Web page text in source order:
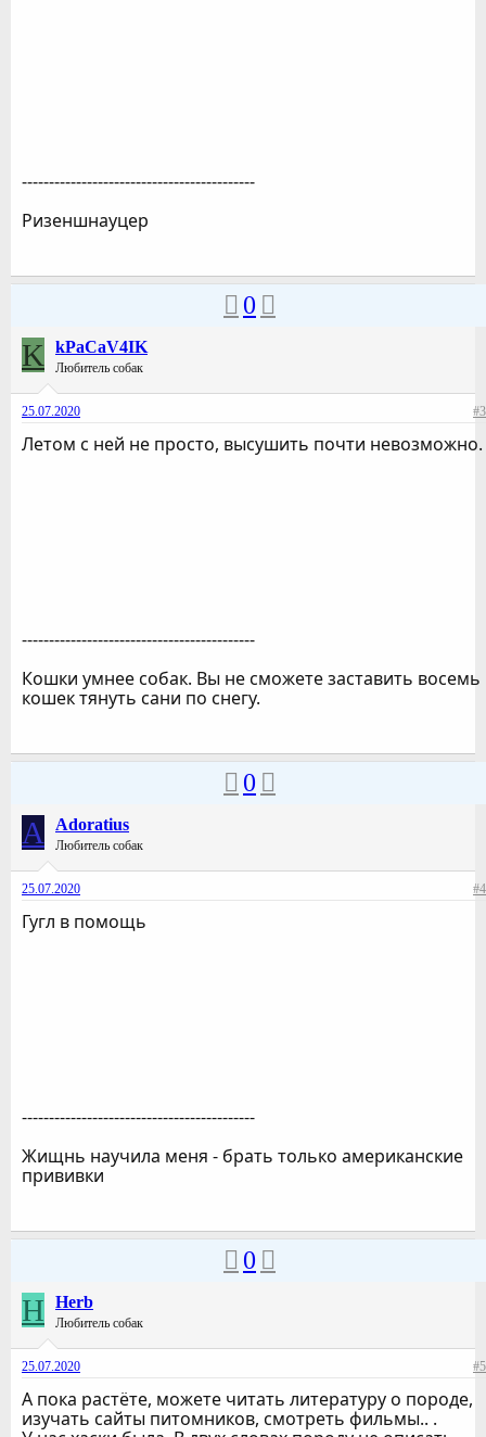
-------------------------------------------
Ризеншнауцер
0
K kPaCaV4IK
Любитель собак
25.07.2020 #3
Летом с ней не просто, высушить почти невозможно.
-------------------------------------------
Кошки умнее собак. Вы не сможете заставить восемь
кошек тянуть сани по снегу.
0
A Adoratius
Любитель собак
25.07.2020 #4
Гугл в помощь
-------------------------------------------
Жищнь научила меня - брать только американские
прививки
0
H Herb
Любитель собак
25.07.2020 #5
А пока растёте, можете читать литературу о породе,
изучать сайты питомников, смотреть фильмы.. .